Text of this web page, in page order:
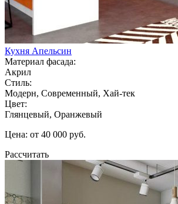
Кухня Апельсин
Материал фасада:
Акрил
Стиль:
Модерн, Современный, Хай-тек
Цвет:
Глянцевый, Оранжевый
Цена: от 40 000 руб.
Рассчитать